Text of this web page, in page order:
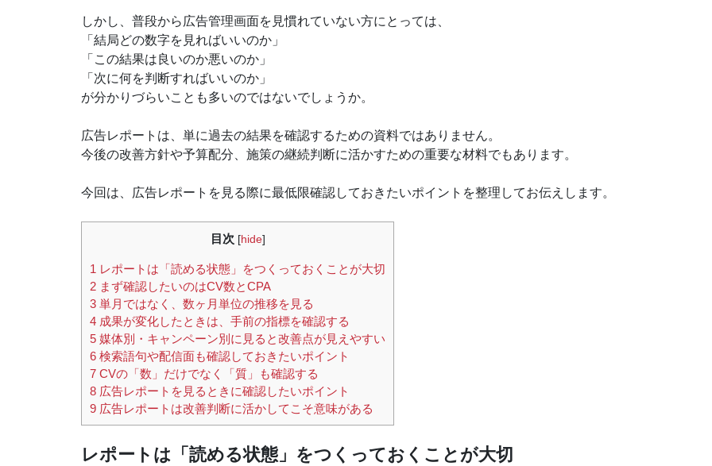
しかし、普段から広告管理画面を見慣れていない方にとっては、
「結局どの数字を見ればいいのか」
「この結果は良いのか悪いのか」
「次に何を判断すればいいのか」
が分かりづらいことも多いのではないでしょうか。
広告レポートは、単に過去の結果を確認するための資料ではありません。
今後の改善方針や予算配分、施策の継続判断に活かすための重要な材料でもあります。
今回は、広告レポートを見る際に最低限確認しておきたいポイントを整理してお伝えします。
目次 [hide]
1 レポートは「読める状態」をつくっておくことが大切
2 まず確認したいのはCV数とCPA
3 単月ではなく、数ヶ月単位の推移を見る
4 成果が変化したときは、手前の指標を確認する
5 媒体別・キャンペーン別に見ると改善点が見えやすい
6 検索語句や配信面も確認しておきたいポイント
7 CVの「数」だけでなく「質」も確認する
8 広告レポートを見るときに確認したいポイント
9 広告レポートは改善判断に活かしてこそ意味がある
レポートは「読める状態」をつくっておくことが大切